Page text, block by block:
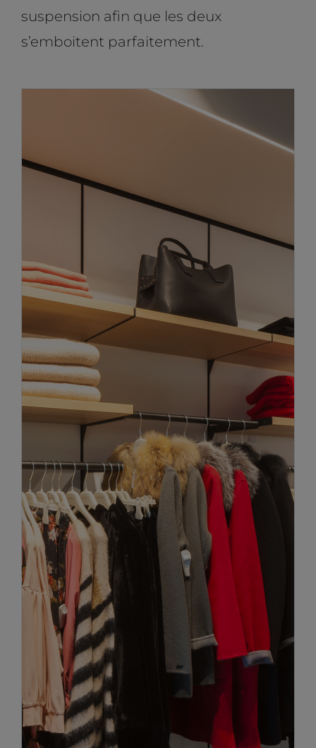
suspension afin que les deux
s’emboitent parfaitement.